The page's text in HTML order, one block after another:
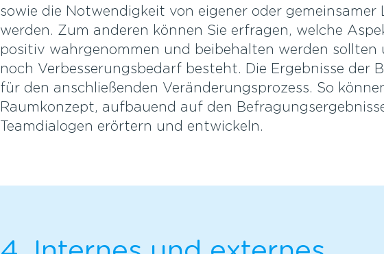
sowie die Notwendigkeit von eigener oder
werden. Zum anderen können Sie erfragen, welche
positiv wahrgenommen und beibehalten werden sollten
noch Verbesserungsbedarf besteht. Die Ergebnisse der
für den anschließenden Veränderungsprozess. So
Raumkonzept, aufbauend auf den
Teamdialogen erörtern und entwickeln.